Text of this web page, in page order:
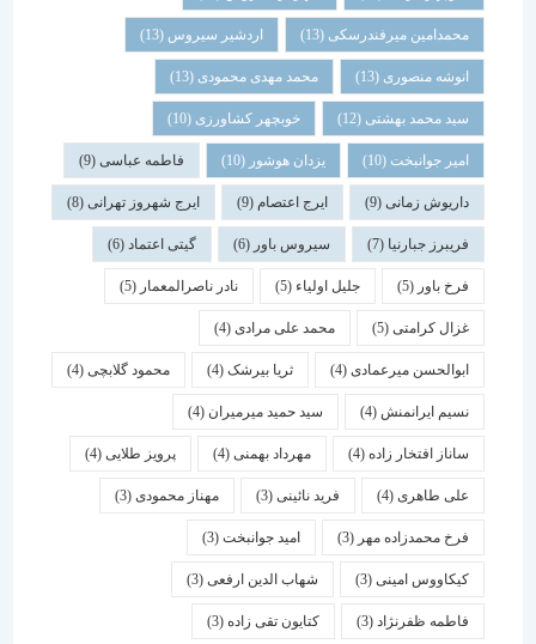
محمدامین میرفندرسکی(13) اردشیر سیروس(13)
انوشه منصوری(13) محمد مهدی محمودی(13)
سید محمد بهشتی(12) خوبچهر کشاورزی(10)
امیر جوانبخت(10) یزدان هوشور(10) فاطمه عباسی(9)
داریوش زمانی(9) ایرج اعتصام(9) ایرج شهروز تهرانی(8)
فریبرز جبارنیا(7) سیروس باور(6) گیتی اعتماد(6)
فرخ باور(5) جلیل اولیاء(5) نادر ناصرالمعمار (5)
غزال کرامتی(5) محمد علی مرادی(4)
ابوالحسن میرعمادی(4) ثریا بیرشک(4) محمود گلابچی(4)
نسیم ایرانمنش(4) سید حمید میرمیران(4)
ساناز افتخار زاده(4) مهرداد بهمنی (4) پرویز طلایی(4)
علی طاهری(4) فرید نائینی(3) مهناز محمودی(3)
فرخ محمدزاده مهر(3) امید جوانبخت(3)
کیکاووس امینی(3) شهاب الدین ارفعی(3)
فاطمه ظفرنژاد(3) کتایون تقی زاده(3)